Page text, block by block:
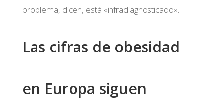
problema, dicen, está «infradiagnosticado».
Las cifras de obesidad
en Europa siguen